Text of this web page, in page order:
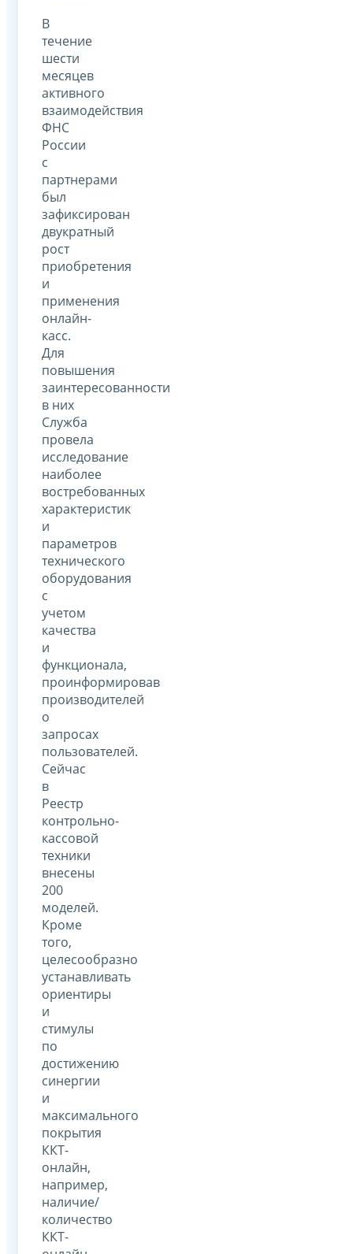
В
течение
шести
месяцев
активного
взаимодействия
ФНС
России
с
партнерами
был
зафиксирован
двукратный
рост
приобретения
и
применения
онлайн-
касс.
Для
повышения
заинтересованности
в них
Служба
провела
исследование
наиболее
востребованных
характеристик
и
параметров
технического
оборудования
с
учетом
качества
и
функционала,
проинформировав
производителей
о
запросах
пользователей.
Сейчас
в
Реестр
контрольно-
кассовой
техники
внесены
200
моделей.
Кроме
того,
целесообразно
устанавливать
ориентиры
и
стимулы
по
достижению
синергии
и
максимального
покрытия
ККТ-
онлайн,
например,
наличие/
количество
ККТ-